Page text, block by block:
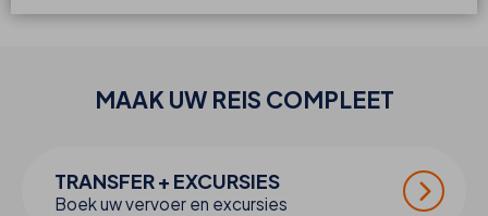
MAAK UW REIS COMPLEET
TRANSFER + EXCURSIES
Boek uw vervoer en excursies